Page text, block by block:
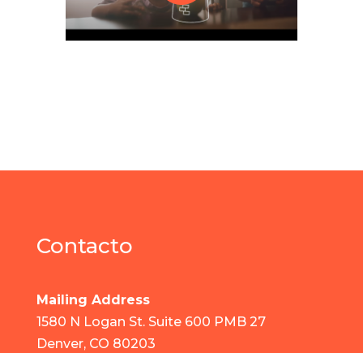
Contacto
Mailing Address
1580 N Logan St. Suite 600 PMB 27
Denver, CO 80203